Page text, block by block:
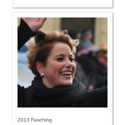
2013 Fasching